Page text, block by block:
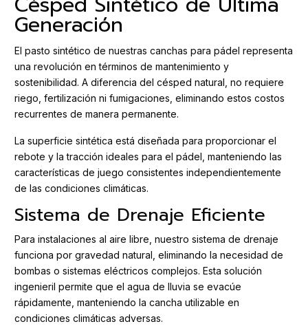
Generación
El pasto sintético de nuestras canchas para pádel representa
una revolución en términos de mantenimiento y
sostenibilidad. A diferencia del césped natural, no requiere
riego, fertilización ni fumigaciones, eliminando estos costos
recurrentes de manera permanente.
La superficie sintética está diseñada para proporcionar el
rebote y la tracción ideales para el pádel, manteniendo las
características de juego consistentes independientemente
de las condiciones climáticas.
Sistema de Drenaje Eficiente
Para instalaciones al aire libre, nuestro sistema de drenaje
funciona por gravedad natural, eliminando la necesidad de
bombas o sistemas eléctricos complejos. Esta solución
ingenieril permite que el agua de lluvia se evacúe
rápidamente, manteniendo la cancha utilizable en
condiciones climáticas adversas.